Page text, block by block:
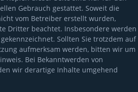
Gebrauch gestattet. Soweit die
vom Betreiber erstellt wurden,
Dritter beachtet. Insbesondere werden
Sollten Sie trotzdem auf
aufmerksam werden, bitten wir um
Bei Bekanntwerden von
wir derartige Inhalte umgehend